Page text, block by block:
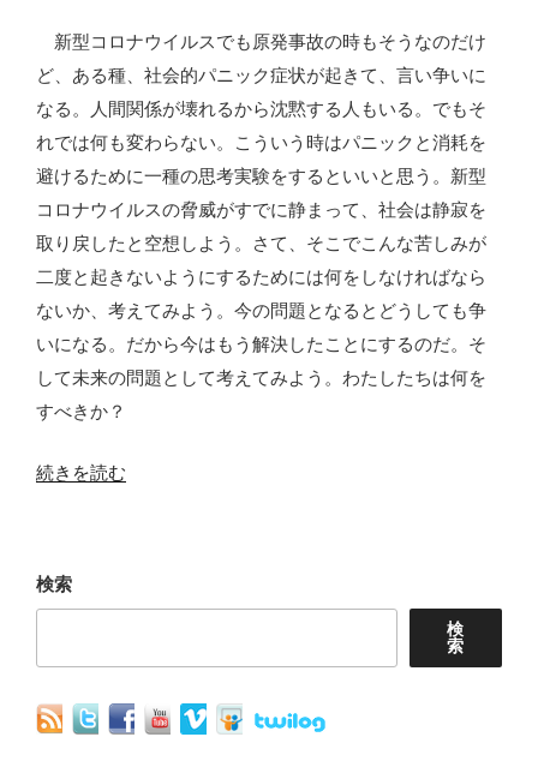
昆
虫
食
推
進
に
ノ
ー”
の
新型コロナウイルスでも原発事故の時もそうなのだけ
ど、ある種、社会的パニック症状が起きて、言い争いに
なる。人間関係が壊れるから沈黙する人もいる。でもそ
れでは何も変わらない。こういう時はパニックと消耗を
避けるために一種の思考実験をするといいと思う。新型
コロナウイルスの脅威がすでに静まって、社会は静寂を
取り戻したと空想しよう。さて、そこでこんな苦しみが
二度と起きないようにするためには何をしなければなら
ないか、考えてみよう。今の問題となるとどうしても争
いになる。だから今はもう解決したことにするのだ。そ
して未来の問題として考えてみよう。わたしたちは何を
すべきか？
“新
ロ
ナ
イ
ル
ス
続きを読む
検索
検
索